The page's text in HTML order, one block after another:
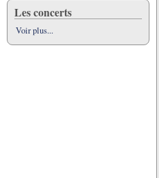
Les concerts
Voir plus...